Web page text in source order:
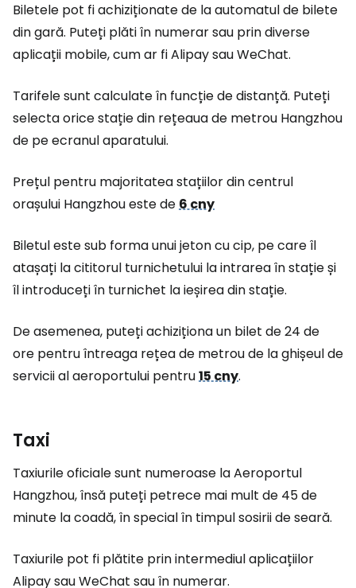
Biletele pot fi achiziționate de la automatul de bilete
din gară. Puteți plăti în numerar sau prin diverse
aplicații mobile, cum ar fi Alipay sau WeChat.
Tarifele sunt calculate în funcție de distanță. Puteți
selecta orice stație din rețeaua de metrou Hangzhou
de pe ecranul aparatului.
Prețul pentru majoritatea stațiilor din centrul
orașului Hangzhou este de6 cny
Biletul este sub forma unui jeton cu cip, pe care îl
atașați la cititorul turnichetului la intrarea în stație și
îl introduceți în turnichet la ieșirea din stație.
De asemenea, puteți achiziționa un bilet de 24 de
ore pentru întreaga rețea de metrou de la ghișeul de
servicii al aeroportului pentru15 cny.
Taxi
Taxiurile oficiale sunt numeroase la Aeroportul
Hangzhou, însă puteți petrece mai mult de 45 de
minute la coadă, în special în timpul sosirii de seară.
Taxiurile pot fi plătite prin intermediul aplicațiilor
Alipay sau WeChat sau în numerar.